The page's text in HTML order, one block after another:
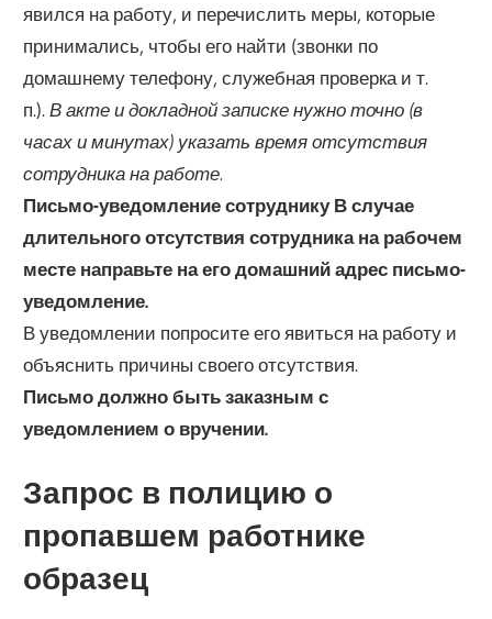
явился на работу, и перечислить меры, которые
принимались, чтобы его найти (звонки по
домашнему телефону, служебная проверка и т.
п.).В акте и докладной записке нужно точно (в
часах и минутах) указать время отсутствия
сотрудника на работе.
Письмо-уведомление сотруднику В случае
длительного отсутствия сотрудника на рабочем
месте направьте на его домашний адрес письмо-
уведомление.
В уведомлении попросите его явиться на работу и
объяснить причины своего отсутствия.
Письмо должно быть заказным с
уведомлением о вручении.
Запрос в полицию о
пропавшем работнике
образец